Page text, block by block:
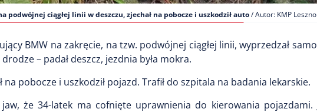
podwójnej ciągłej linii w deszczu, zjechał na pobocze i uszkodził auto/ Autor: KMP Leszno
BMW na zakręcie, na tzw. podwójnej ciągłej linii, wyprzedzał
– padał deszcz, jezdnia była mokra.
pobocze i uszkodził pojazd. Trafił do szpitala na badania lekarskie.
że 34-latek ma cofnięte uprawnienia do kierowania pojazdami.